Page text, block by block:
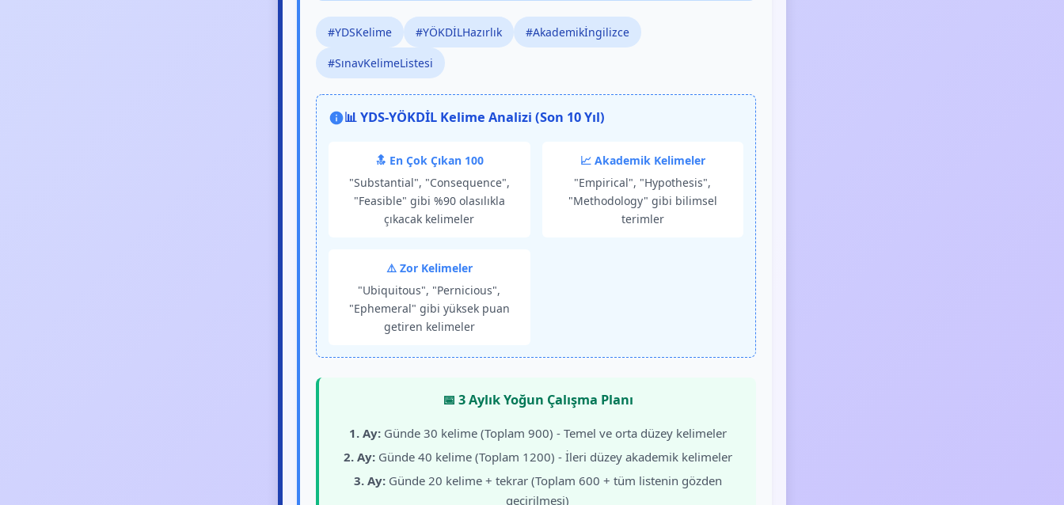
#YDSKelime #YÖKDİLHazırlık #Akademikİngilizce
#SınavKelimeListesi
📊 YDS-YÖKDİL Kelime Analizi (Son 10 Yıl)
🔝 En Çok Çıkan 100
"Substantial", "Consequence",
"Feasible" gibi %90 olasılıkla
çıkacak kelimeler
📈 Akademik Kelimeler
"Empirical", "Hypothesis",
"Methodology" gibi bilimsel
terimler
⚠️ Zor Kelimeler
"Ubiquitous", "Pernicious",
"Ephemeral" gibi yüksek puan
getiren kelimeler
📅 3 Aylık Yoğun Çalışma Planı
1. Ay:Günde 30 kelime (Toplam 900) - Temel ve orta düzey kelimeler
2. Ay:Günde 40 kelime (Toplam 1200) - İleri düzey akademik kelimeler
3. Ay:Günde 20 kelime + tekrar (Toplam 600 + tüm listenin gözden
geçirilmesi)